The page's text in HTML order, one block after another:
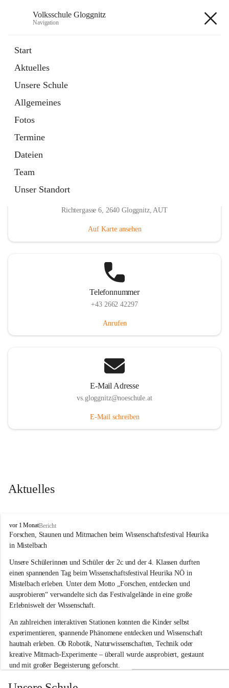
Volksschule Gloggnitz
Navigation
Start
Aktuelles
Unsere Schule
Allgemeines
Fotos
Termine
Dateien
Team
Unser Standort
Seite
in
Tab
Elternverein
öffnet
in
neuem
Tab
Richtergasse 6, 2640 Gloggnitz, AUT
Auf Karte ansehen
Telefonnummer
+43 2662 42297
Anrufen
E-Mail Adresse
vs.gloggnitz@noeschule.at
E-Mail schreiben
Aktuelles
V
o
l
s
s
c
u
l
e
G
l
o
g
g
n
i
vor 1 MonatBericht
Forschen, Staunen und Mitmachen beim Wissenschaftsfestival Heurika
in Mistelbach
Unsere Schülerinnen und Schüler der 2c und der 4. Klassen durften
einen spannenden Tag beim Wissenschaftsfestival Heurika NÖ in
Mistelbach erleben. Unter dem Motto „Forschen, entdecken und
ausprobieren“ verwandelte sich das Festivalgelände in eine große
Erlebniswelt der Wissenschaft.
An zahlreichen interaktiven Stationen konnten die Kinder selbst
experimentieren, spannende Phänomene entdecken und Wissenschaft
hautnah erleben. Ob Robotik, Naturwissenschaften, Technik oder
kreative Mitmach-Experimente – überall wurde ausprobiert, gestaunt
und mit großer Begeisterung geforscht.
Besonders beeindruckend war, dass Wissenschaftlerinnen und